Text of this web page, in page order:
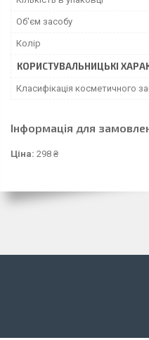
Об'єм засобу
Колір
КОРИСТУВАЛЬНИЦЬКІ
Класифікація косметичного
Інформація для
Ціна: 298 ₴